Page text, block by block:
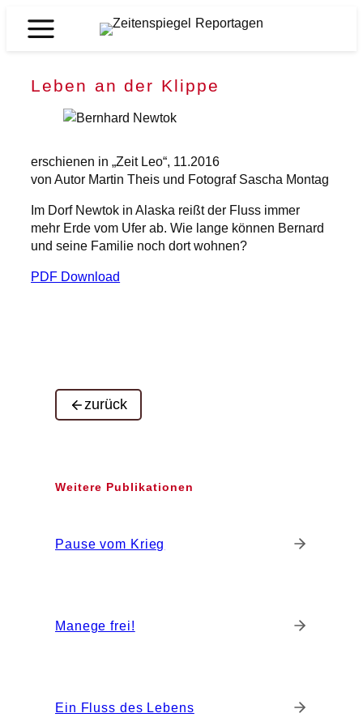
Inhalt
Zeitenspiegel
Leben an der Klippe
erschienen in „Zeit Leo“, 11.2016
von Autor Martin Theis und Fotograf Sascha Montag
Im Dorf Newtok in Alaska reißt der Fluss immer
mehr Erde vom Ufer ab. Wie lange können Bernard
und seine Familie noch dort wohnen?
PDF Download
zurück
Weitere Publikationen
Pause vom Krieg
Manege frei!
Ein Fluss des Lebens